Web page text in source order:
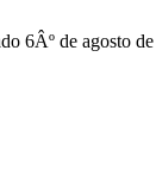
de agosto